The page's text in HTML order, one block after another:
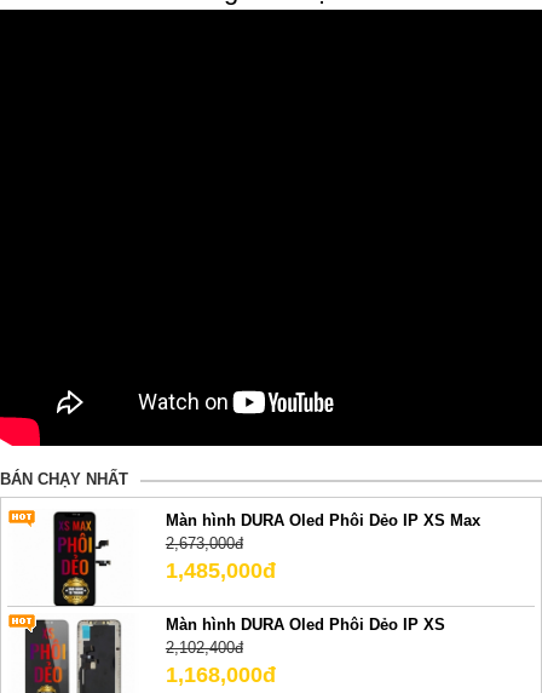
BÁN CHẠY NHẤT
Màn hình DURA Oled Phôi Dẻo IP XS Max
2,673,000đ
1,485,000đ
Màn hình DURA Oled Phôi Dẻo IP XS
2,102,400đ
1,168,000đ